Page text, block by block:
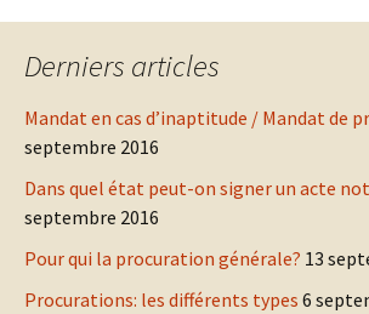
Derniers articles
Mandat en cas d’inaptitude / Mandat de
septembre 2016
Dans quel état peut-on signer un acte
septembre 2016
Pour qui la procuration générale? 13
Procurations: les différents types 6